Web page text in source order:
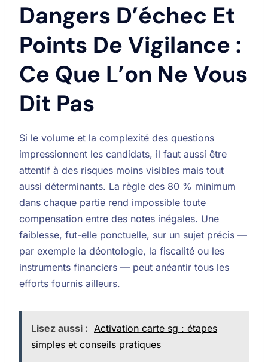
Dangers D’échec Et
Points De Vigilance :
Ce Que L’on Ne Vous
Dit Pas
Si le volume et la complexité des questions
impressionnent les candidats, il faut aussi être
attentif à des risques moins visibles mais tout
aussi déterminants. La règle des 80 % minimum
dans chaque partie rend impossible toute
compensation entre des notes inégales. Une
faiblesse, fut-elle ponctuelle, sur un sujet précis —
par exemple la déontologie, la fiscalité ou les
instruments financiers — peut anéantir tous les
efforts fournis ailleurs.
Lisez aussi : Activation carte sg : étapes
simples et conseils pratiques